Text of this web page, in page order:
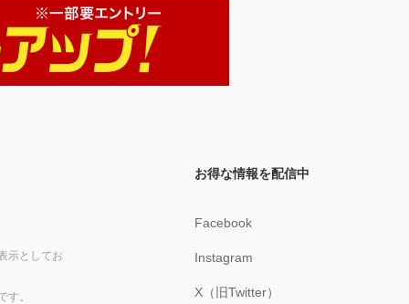
示としてお
す。
お得な情報を配信中
Facebook
Instagram
X（旧Twitter）